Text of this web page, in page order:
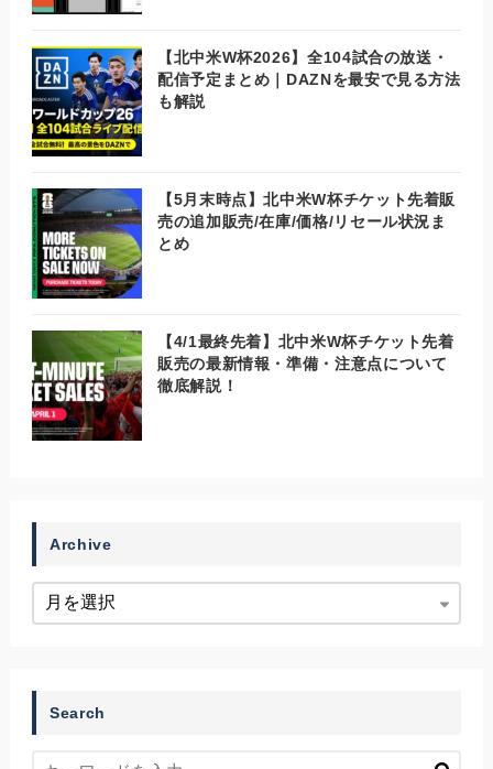
【北中米W杯2026】全104試合の放送・
配信予定まとめ｜DAZNを最安で見る方法
も解説
【5月末時点】北中米W杯チケット先着販
売の追加販売/在庫/価格/リセール状況ま
とめ
【4/1最終先着】北中米W杯チケット先着
販売の最新情報・準備・注意点について
徹底解説！
Archive
Search